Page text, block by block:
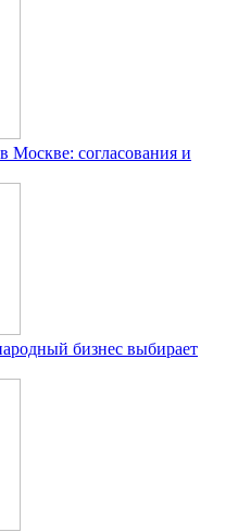
Москве: согласования и
бизнес выбирает